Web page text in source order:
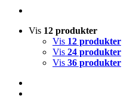
Vis 12 produkter
Vis 12 produkter
Vis 24 produkter
Vis 36 produkter